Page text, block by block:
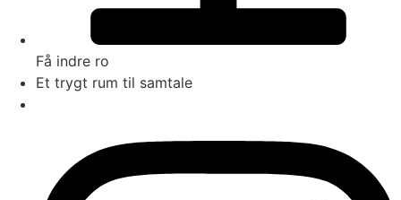
Få indre ro
Et trygt rum til samtale